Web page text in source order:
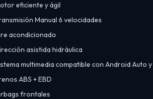
eficiente y ágil
Manual 6 velocidades
acondicionado
asistida hidráulica
multimedia compatible con Android Auto
ABS + EBD
frontales